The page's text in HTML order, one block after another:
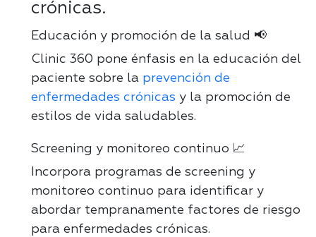
crónicas.
Educación y promoción de la salud 📢
Clinic 360 pone énfasis en la educación del
paciente sobre la prevención de
enfermedades crónicas y la promoción de
estilos de vida saludables.
Screening y monitoreo continuo 📈
Incorpora programas de screening y
monitoreo continuo para identificar y
abordar tempranamente factores de riesgo
para enfermedades crónicas.